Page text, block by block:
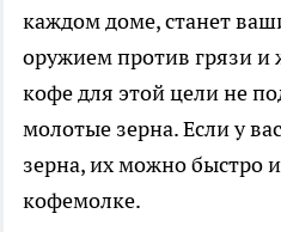
каждом доме, станет
оружием против грязи
кофе для этой цели не
молотые зерна. Если у
зерна, их можно быстро
кофемолке.